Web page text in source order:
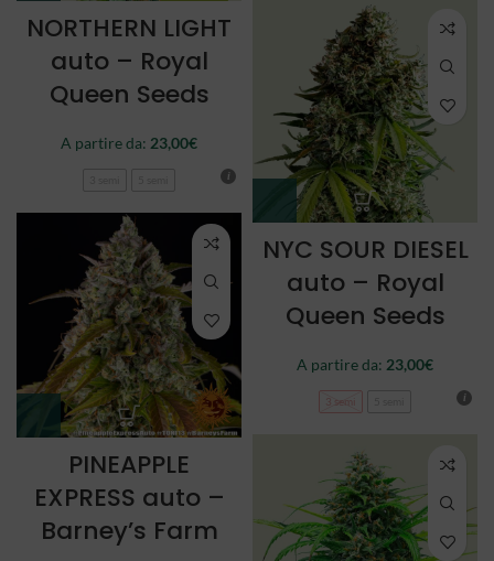
NORTHERN LIGHT
auto – Royal
Queen Seeds
A partire da: 23,00€
NYC SOUR DIESEL
auto – Royal
Queen Seeds
A partire da: 23,00€
3 semi
PINEAPPLE
EXPRESS auto –
Barney’s Farm